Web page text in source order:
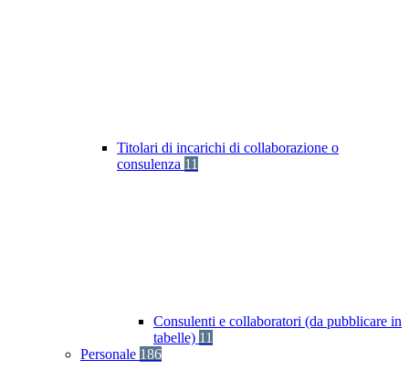
Titolari di incarichi di collaborazione o
consulenza 11
Consulenti e collaboratori (da pubblicare in
tabelle) 11
Personale 186